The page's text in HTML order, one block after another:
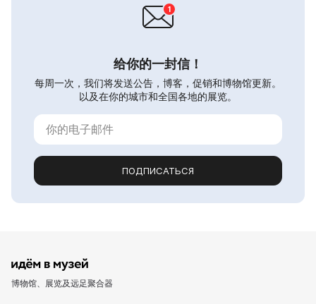
给你的一封信！
每周一次，我们将发送公告，博客，促销和博物馆更新。
以及在你的城市和全国各地的展览。
ПОДПИСАТЬСЯ
博物馆、展览及远足聚合器